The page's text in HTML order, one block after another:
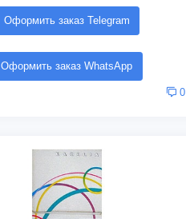
Оформить заказ Telegram
Оформить заказ WhatsApp
0